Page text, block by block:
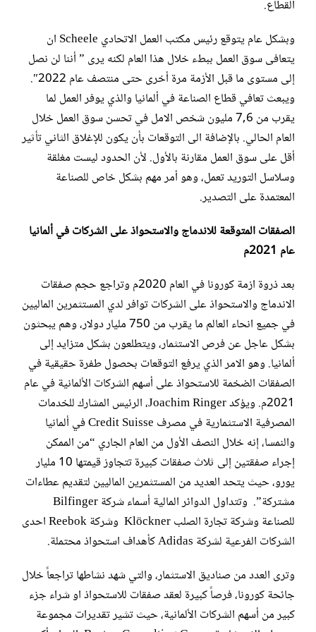
القطاع.
وبشكل عام يتوقع رئيس مكتب العمل الاتحادي Scheele ان
يتعافى سوق العمل ببطء خلال هذا العام لكنه يرى ” أننا لن نصل
إلى مستوى ما قبل الأزمة مرة أخرى حتى منتصف عام 2022″.
ويبعث تعافي قطاع الصناعة في ألمانيا والذي يوفر العمل لما
يقرب من 7,6 مليون شخص الامل في تحسن سوق العمل خلال
العام الحالي. بالإضافة الى التوقعات بأن يكون للإغلاق الثاني تأثير
أقل على سوق العمل مقارنة بالأول. لأن الحدود ليست مغلقة
وسلاسل التوريد تعمل، وهو أمر مهم بشكل خاص للصناعة
المعتمدة على التصدير.
الصفقات المتوقعة للاندماج والاستحواذ على الشركات في ألمانيا
عام 2021م
بعد ذروة ازمة كورونا في العام 2020م وتراجع حجم صفقات
الاندماج والاستحواذ على الشركات توافر لدي المستثمرين الماليين
في جميع انحاء العالم ما يقرب من 750 مليار دولار، وهم يبحثون
بشكل عاجل عن فرص الاستثمار، ويتطلعون بشكل متزايد إلى
ألمانيا. وهو الامر الذي يرفع التوقعات بحصول طفرة حقيقية في
الصفقات الضخمة للاستحواذ على أسهم الشركات الألمانية في عام
2021م. ويؤكد Joachim Ringer، الرئيس المشارك للخدمات
المصرفية الاستثمارية في مصرف Credit Suisse في ألمانيا
والنمسا، إنه خلال النصف الأول من العام الجاري “من الممكن
إجراء صفقتين إلى ثلاث صفقات كبيرة تتجاوز قيمتها 10 مليار
يورو، حيث يتحد العديد من المستثمرين الماليين لتقديم عطاءات
مشتركة”. وتتداول الدوائر المالية أسماء شركة Bilfinger
للصناعة وشركة تجارة الصلب Klöckner وشركة Reebok احدى
الشركات الفرعية لشركة Adidas كأهداف استحواذ محتملة.
وترى العدد من صناديق الاستثمار، والتي شهد نشاطها تراجعاً خلال
جائحة كورونا، فرصاً كبيرة لعقد صفقات للاستحواذ او شراء جزء
كبير من أسهم الشركات الألمانية، حيث تشير تقديرات مجموعة